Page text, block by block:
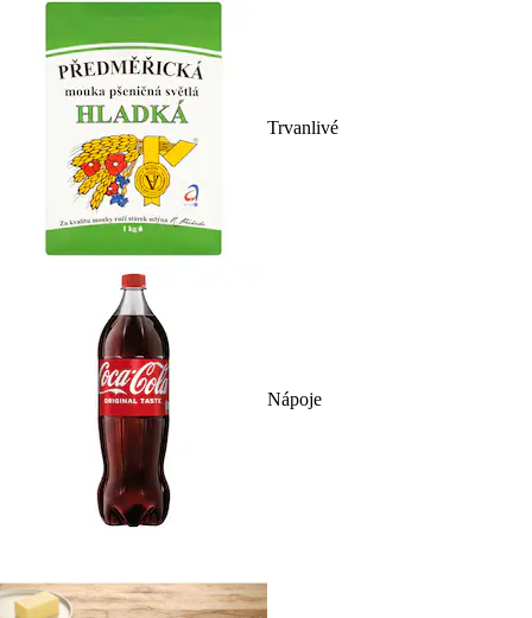
Trvanlivé
Nápoje